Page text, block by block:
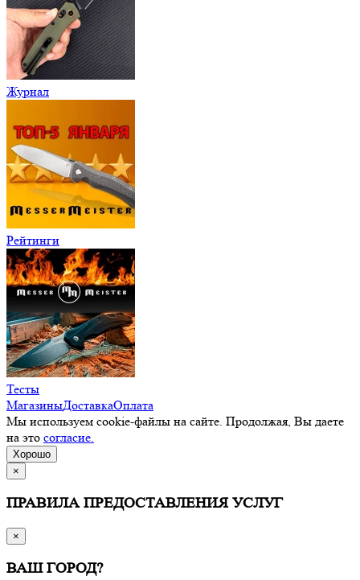
Журнал
Рейтинги
Тесты
МагазиныДоставкаОплата
Мы используем cookie-файлы на сайте. Продолжая, Вы даете
на это согласие.
Хорошо
×
ПРАВИЛА ПРЕДОСТАВЛЕНИЯ УСЛУГ
×
ВАШ ГОРОД?